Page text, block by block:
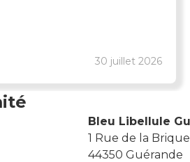
30 juillet 2026
Bleu Libellule
1 Rue de la
44350 Guérande